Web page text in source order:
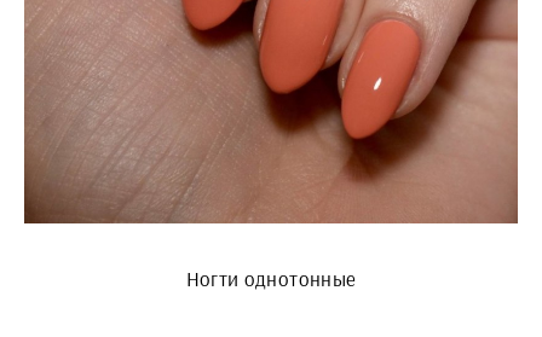
Ногти однотонные